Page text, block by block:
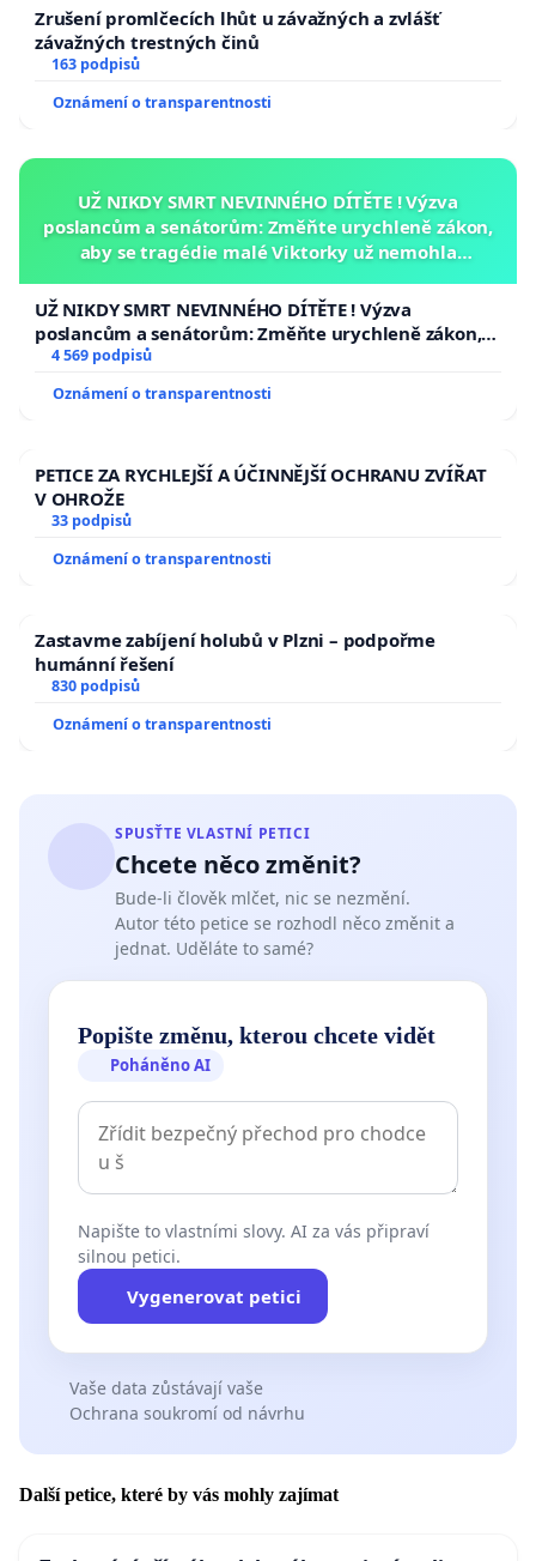
Zrušení promlčecích lhůt u závažných a zvlášť
závažných trestných činů
163 podpisů
Oznámení o transparentnosti
UŽ NIKDY SMRT NEVINNÉHO DÍTĚTE ! Výzva
poslancům a senátorům: Změňte urychleně zákon,
aby se tragédie malé Viktorky už nemohla
UŽ NIKDY SMRT NEVINNÉHO DÍTĚTE ! Výzva
poslancům a senátorům: Změňte urychleně zákon,
aby se tragédie malé Viktorky už nemohla opakovat!
4 569 podpisů
Oznámení o transparentnosti
PETICE ZA RYCHLEJŠÍ A ÚČINNĚJŠÍ OCHRANU ZVÍŘAT
V OHROŽE
33 podpisů
Oznámení o transparentnosti
Zastavme zabíjení holubů v Plzni – podpořme
humánní řešení
830 podpisů
Oznámení o transparentnosti
SPUSŤTE VLASTNÍ PETICI
Chcete něco změnit?
Bude-li člověk mlčet, nic se nezmění.
Autor této petice se rozhodl něco změnit a
jednat. Uděláte to samé?
Popište změnu, kterou chcete vidět
Poháněno AI
Napište to vlastními slovy. AI za vás připraví
silnou petici.
Vygenerovat petici
Vaše data zůstávají vaše
Ochrana soukromí od návrhu
Další petice, které by vás mohly zajímat